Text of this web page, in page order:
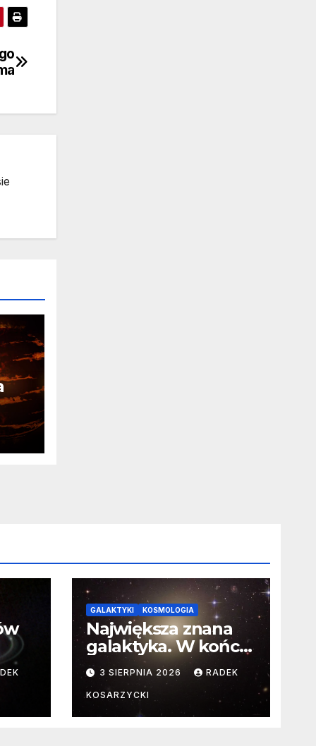
o
GALAKTYKI KOSMOLOGIA
Największa znana
galaktyka. W końcu
poznaliśmy jej
faktyczne wymiary
3 SIERPNIA 2026 RADEK
KOSARZYCKI